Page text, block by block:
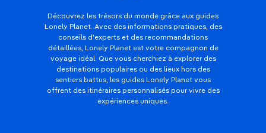
Découvrez les trésors du monde grâce aux guides
Lonely Planet. Avec des informations pratiques, des
conseils d'experts et des recommandations
détaillées, Lonely Planet est votre compagnon de
voyage idéal. Que vous cherchiez à explorer des
destinations populaires ou des lieux hors des
sentiers battus, les guides Lonely Planet vous
offrent des itinéraires personnalisés pour vivre des
expériences uniques.